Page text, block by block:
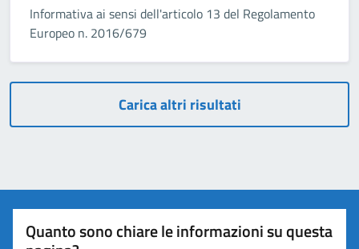
Informativa ai sensi dell'articolo 13 del Regolamento
Europeo n. 2016/679
Carica altri risultati
Quanto sono chiare le informazioni su questa